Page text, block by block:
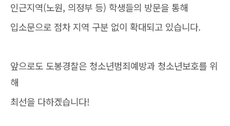
인근지역(노원, 의정부 등) 학생들의 방문을 통해
입소문으로 점차 지역 구분 없이 확대되고 있습니다.
앞으로도 도봉경찰은 청소년범죄예방과 청소년보호를 위
해
최선을 다하겠습니다!